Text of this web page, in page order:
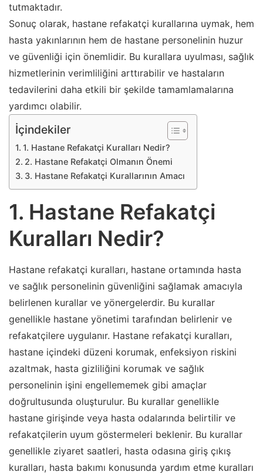
tutmaktadır.
Sonuç olarak, hastane refakatçi kurallarına uymak, hem
hasta yakınlarının hem de hastane personelinin huzur
ve güvenliği için önemlidir. Bu kurallara uyulması, sağlık
hizmetlerinin verimliliğini arttırabilir ve hastaların
tedavilerini daha etkili bir şekilde tamamlamalarına
yardımcı olabilir.
İçindekiler
1. Hastane Refakatçi Kuralları Nedir?
2. Hastane Refakatçi Olmanın Önemi
3. Hastane Refakatçi Kurallarının Amacı
1. Hastane Refakatçi
Kuralları Nedir?
Hastane refakatçi kuralları, hastane ortamında hasta
ve sağlık personelinin güvenliğini sağlamak amacıyla
belirlenen kurallar ve yönergelerdir. Bu kurallar
genellikle hastane yönetimi tarafından belirlenir ve
refakatçilere uygulanır. Hastane refakatçi kuralları,
hastane içindeki düzeni korumak, enfeksiyon riskini
azaltmak, hasta gizliliğini korumak ve sağlık
personelinin işini engellememek gibi amaçlar
doğrultusunda oluşturulur. Bu kurallar genellikle
hastane girişinde veya hasta odalarında belirtilir ve
refakatçilerin uyum göstermeleri beklenir. Bu kurallar
genellikle ziyaret saatleri, hasta odasına giriş çıkış
kuralları, hasta bakımı konusunda yardım etme kuralları